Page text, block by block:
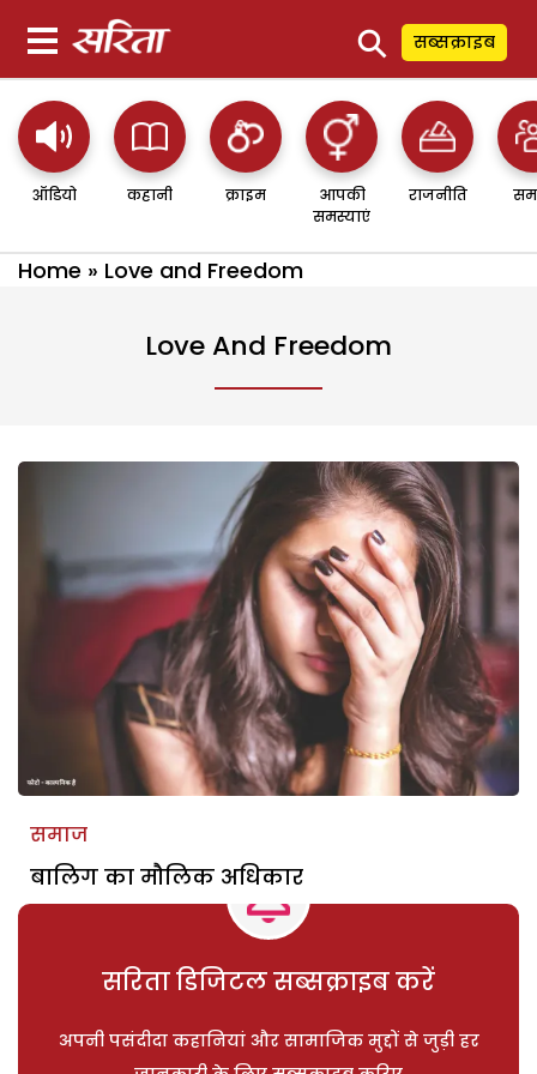
⚲ सब्सक्राइब
ऑडियो कहानी क्राइम
आपकी
समस्याएं
राजनीति
Home » Love and Freedom
Love And Freedom
समाज
बालिग का मौलिक अधिकार
सरिता डिजिटल सब्सक्राइब करें
अपनी पसंदीदा कहानियां और सामाजिक मुद्दों से जुड़ी हर